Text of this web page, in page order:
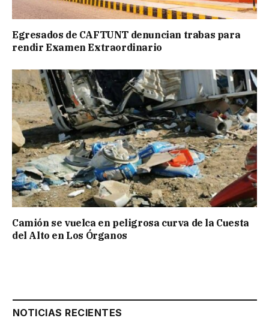
Egresados de CAFTUNT denuncian trabas para
rendir Examen Extraordinario
Camión se vuelca en peligrosa curva de la Cuesta
del Alto en Los Órganos
NOTICIAS RECIENTES